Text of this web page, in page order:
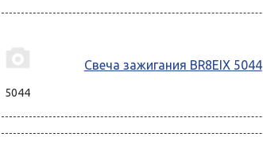
5044
Свеча зажигания BR8EIX 5044